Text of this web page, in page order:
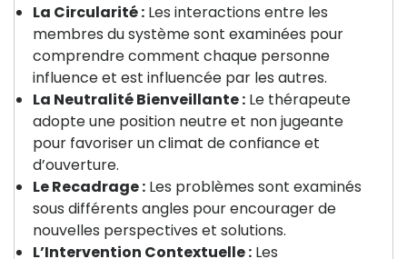
La Circularité : Les interactions entre les
membres du système sont examinées pour
comprendre comment chaque personne
influence et est influencée par les autres.
La Neutralité Bienveillante : Le thérapeute
adopte une position neutre et non jugeante
pour favoriser un climat de confiance et
d’ouverture.
Le Recadrage : Les problèmes sont examinés
sous différents angles pour encourager de
nouvelles perspectives et solutions.
L’Intervention Contextuelle : Les